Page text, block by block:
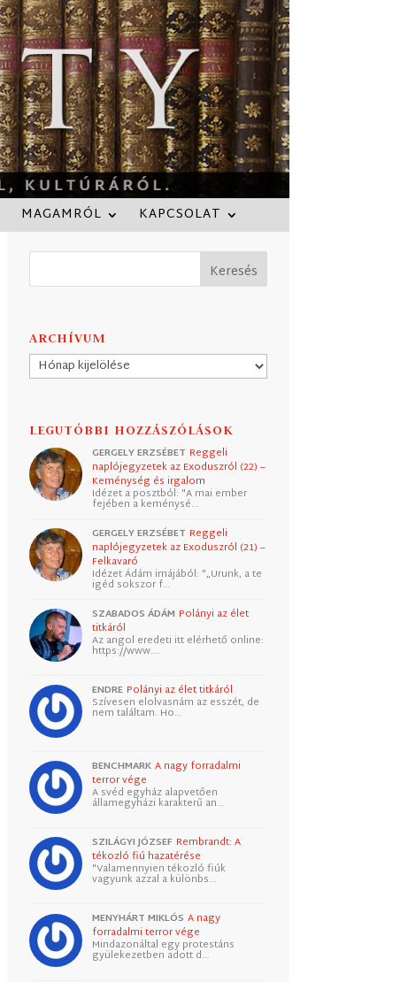
MAGAMRÓL KAPCSOLAT
ARCHÍVUM
Archívum
LEGUTÓBBI HOZZÁSZÓLÁSOK
GERGELY ERZSÉBET Reggeli
naplójegyzetek az Exoduszról (22) –
Keménység és irgalom
Idézet a posztból: "A mai ember
fejében a keménysé…
GERGELY ERZSÉBET Reggeli
naplójegyzetek az Exoduszról (21) –
Felkavaró
Idézet Ádám imájából: "„Urunk, a te
igéd sokszor f…
SZABADOS ÁDÁM Polányi az élet
titkáról
Az angol eredeti itt elérhető online:
https://www.…
ENDRE Polányi az élet titkáról
Szívesen elolvasnám az esszét, de
nem találtam. Ho…
BENCHMARK A nagy forradalmi
terror vége
A svéd egyház alapvetően
államegyházi karakterű an…
SZILÁGYI JÓZSEF Rembrandt: A
tékozló fiú hazatérése
"Valamennyien tékozló fiúk
vagyunk azzal a különbs…
MENYHÁRT MIKLÓS A nagy
forradalmi terror vége
Mindazonáltal egy protestáns
gyülekezetben adott d…